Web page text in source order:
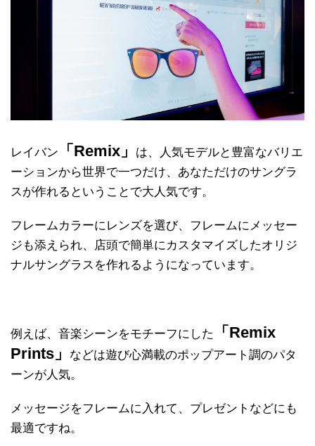
レイバン 「Remix」
は、人気モデルと豊富なバリエ
ーションから世界で一つだけ、あなただけのサングラ
スが作れるということで大人気です。
フレームカラーにレンズを選び、フレームにメッセー
ジも添えられ、店頭で簡単にカスタマイズしたオリジ
ナルサングラスを作れるようになっています。
例えば、音楽シーンをモチーフにした
「Remix
Prints」
などは遊び心満載のポップアート調のパタ
ーンが人気。
メッセージをフレームに入れて、プレゼントなどにも
最適ですね。